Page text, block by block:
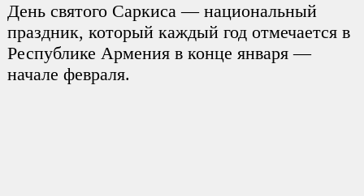
День святого Саркиса — национальный
праздник, который каждый год отмечается в
Республике Армения в конце января —
начале февраля.